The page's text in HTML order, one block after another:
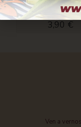
Salsa picante
UNI-EAGLE.
3,90 €
Ven a